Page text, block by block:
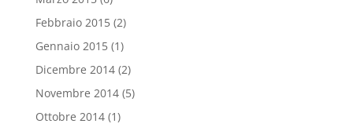
Febbraio 2015(2)
Gennaio 2015(1)
Dicembre 2014(2)
Novembre 2014(5)
Ottobre 2014(1)